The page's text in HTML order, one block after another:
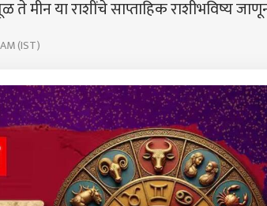
या राशींचे साप्ताहिक राशीभविष्य
(IST)